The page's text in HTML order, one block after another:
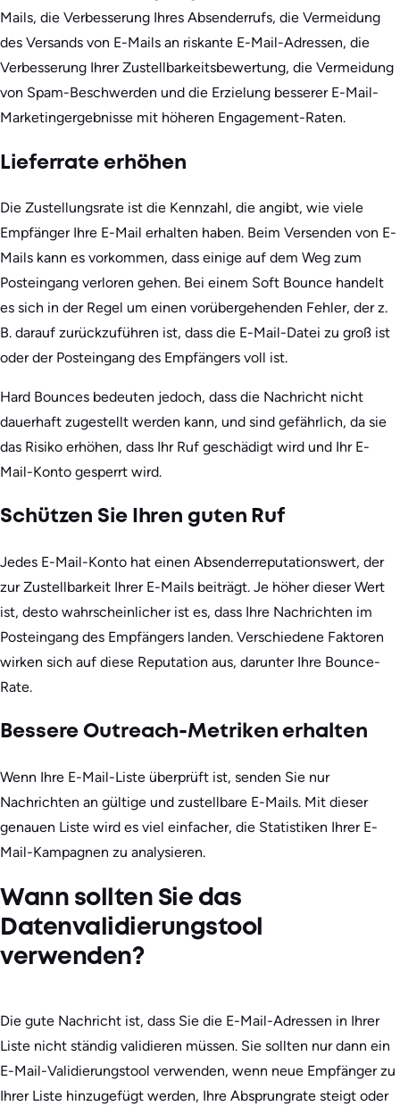
Mails, die Verbesserung Ihres Absenderrufs, die Vermeidung
des Versands von E-Mails an riskante E-Mail-Adressen, die
Verbesserung Ihrer Zustellbarkeitsbewertung, die Vermeidung
von Spam-Beschwerden und die Erzielung besserer E-Mail-
Marketingergebnisse mit höheren Engagement-Raten.
Lieferrate erhöhen
Die Zustellungsrate ist die Kennzahl, die angibt, wie viele
Empfänger Ihre E-Mail erhalten haben. Beim Versenden von E-
Mails kann es vorkommen, dass einige auf dem Weg zum
Posteingang verloren gehen. Bei einem Soft Bounce handelt
es sich in der Regel um einen vorübergehenden Fehler, der z.
B. darauf zurückzuführen ist, dass die E-Mail-Datei zu groß ist
oder der Posteingang des Empfängers voll ist.
Hard Bounces bedeuten jedoch, dass die Nachricht nicht
dauerhaft zugestellt werden kann, und sind gefährlich, da sie
das Risiko erhöhen, dass Ihr Ruf geschädigt wird und Ihr E-
Mail-Konto gesperrt wird.
Schützen Sie Ihren guten Ruf
Jedes E-Mail-Konto hat einen Absenderreputationswert, der
zur Zustellbarkeit Ihrer E-Mails beiträgt. Je höher dieser Wert
ist, desto wahrscheinlicher ist es, dass Ihre Nachrichten im
Posteingang des Empfängers landen. Verschiedene Faktoren
wirken sich auf diese Reputation aus, darunter Ihre Bounce-
Rate.
Bessere Outreach-Metriken erhalten
Wenn Ihre E-Mail-Liste überprüft ist, senden Sie nur
Nachrichten an gültige und zustellbare E-Mails. Mit dieser
genauen Liste wird es viel einfacher, die Statistiken Ihrer E-
Mail-Kampagnen zu analysieren.
Wann sollten Sie das
Datenvalidierungstool
verwenden?
Die gute Nachricht ist, dass Sie die E-Mail-Adressen in Ihrer
Liste nicht ständig validieren müssen. Sie sollten nur dann ein
E-Mail-Validierungstool verwenden, wenn neue Empfänger zu
Ihrer Liste hinzugefügt werden, Ihre Absprungrate steigt oder